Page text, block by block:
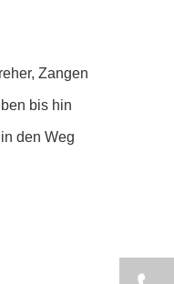
Zangen
bis hin
den Weg